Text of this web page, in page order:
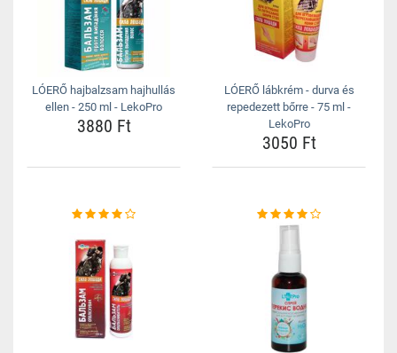
LÓERŐ hajbalzsam hajhullás
ellen - 250 ml - LekoPro
3880 Ft
LÓERŐ lábkrém - durva és
repedezett bőrre - 75 ml -
LekoPro
3050 Ft